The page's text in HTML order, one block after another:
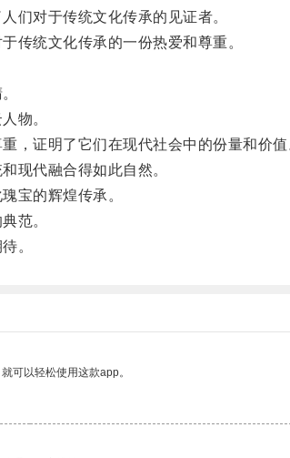
对于传统文化传承的见证者。
统文化传承的一份热爱和尊重。
物。
证明了它们在现代社会中的份量和价值
现代融合得如此自然。
宝的辉煌传承。
范。
。
可以轻松使用这款app。